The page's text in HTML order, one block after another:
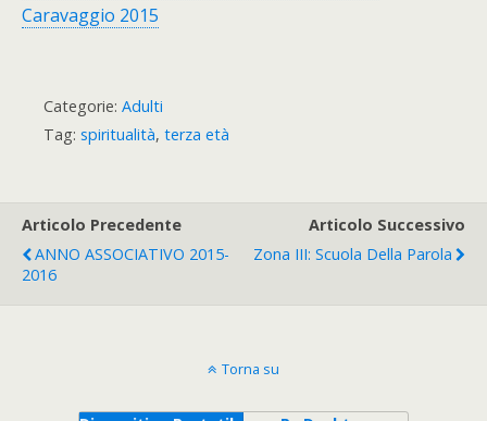
Caravaggio 2015
Categorie: Adulti
Tag: spiritualità, terza età
Articolo Precedente
ANNO ASSOCIATIVO 2015-
2016
Articolo Successivo
Zona III: Scuola Della Parola
Torna su